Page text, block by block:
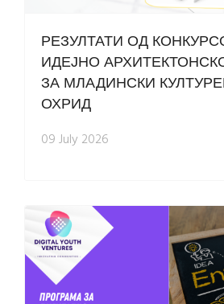
РЕЗУЛТАТИ ОД
ИДЕЈНО
ЗА МЛАДИНСКИ
ОХРИД
09 July 2026